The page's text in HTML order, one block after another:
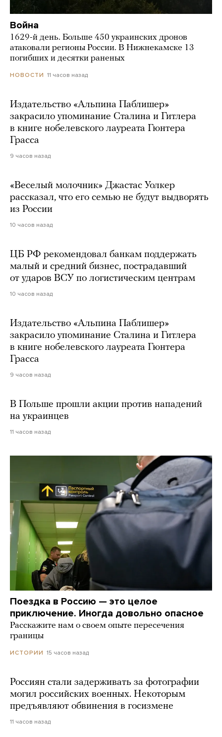
Война
1629-й день. Больше 450 украинских дронов
атаковали регионы России. В Нижнекамске 13
погибших и десятки раненых
НОВОСТИ 11 часов назад
Издательство «Альпина Паблишер»
закрасило упоминание Сталина и Гитлера
в книге нобелевского лауреата Гюнтера
Грасса
9 часов назад
«Веселый молочник» Джастас Уолкер
рассказал, что его семью не будут выдворять
из России
10 часов назад
ЦБ РФ рекомендовал банкам поддержать
малый и средний бизнес, пострадавший
от ударов ВСУ по логистическим центрам
10 часов назад
Издательство «Альпина Паблишер»
закрасило упоминание Сталина и Гитлера
в книге нобелевского лауреата Гюнтера
Грасса
9 часов назад
В Польше прошли акции против нападений
на украинцев
11 часов назад
Поездка в Россию — это целое
приключение. Иногда довольно опасное
Расскажите нам о своем опыте пересечения
границы
ИСТОРИИ 15 часов назад
Россиян стали задерживать за фотографии
могил российских военных. Некоторым
предъявляют обвинения в госизмене
11 часов назад